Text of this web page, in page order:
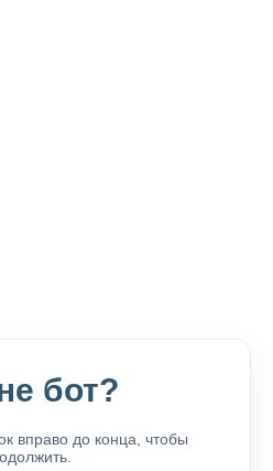
бот?
вправо до конца, чтобы